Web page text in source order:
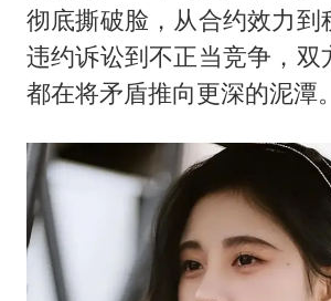
彻底撕破脸，从合约效力到
违约诉讼到不正当竞争，双
都在将矛盾推向更深的泥潭。